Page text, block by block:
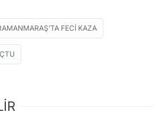
FECI KAZA